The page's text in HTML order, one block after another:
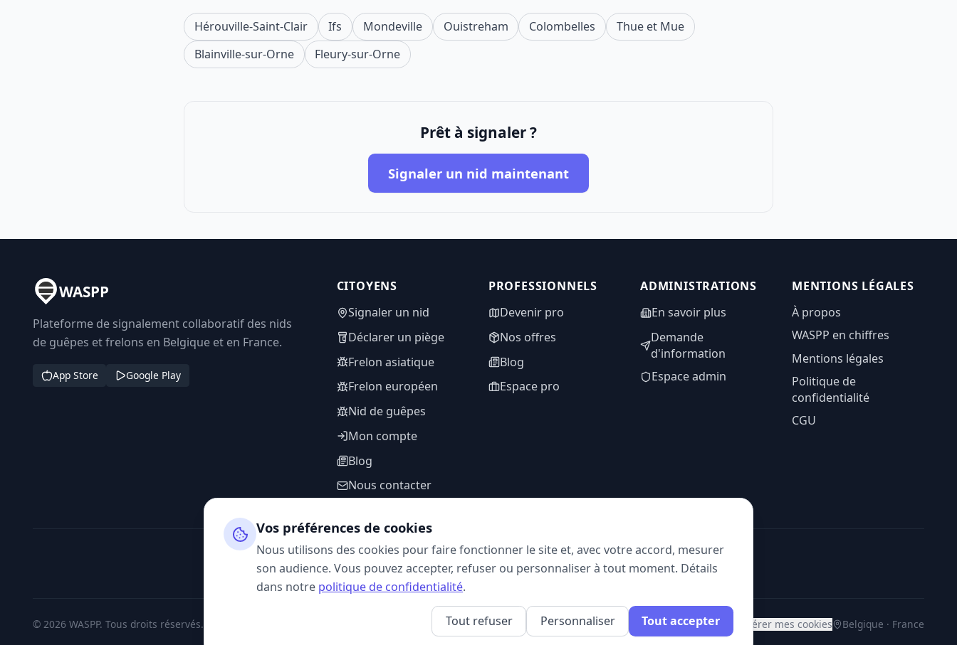
Hérouville-Saint-Clair Ifs Mondeville Ouistreham Colombelles
Thue et Mue
Blainville-sur-Orne
Fleury-sur-Orne
Prêt à signaler ?
Signaler un nid maintenant
WASPP
Plateforme de signalement collaboratif des nids
de guêpes et frelons en Belgique et en France.
App Store Google Play
CITOYENS
Signaler un nid
Déclarer un piège
Frelon asiatique
Frelon européen
Nid de guêpes
Mon compte
Blog
Nous contacter
PROFESSIONNELS
Devenir pro
Nos offres
Blog
Espace pro
ADMINISTRATIONS
En savoir plus
Demande
d'information
Espace admin
MENTIONS LÉGALES
À propos
WASPP en chiffres
Mentions légales
Politique de
confidentialité
CGU
SUIVEZ-NOUS
© 2026 WASPP. Tous droits réservés. Gérer mes cookies Belgique · France
Vos préférences de cookies
Nous utilisons des cookies pour faire fonctionner le site et, avec votre accord, mesurer
son audience. Vous pouvez accepter, refuser ou personnaliser à tout moment. Détails
dans notre politique de confidentialité.
Tout refuser Personnaliser Tout accepter